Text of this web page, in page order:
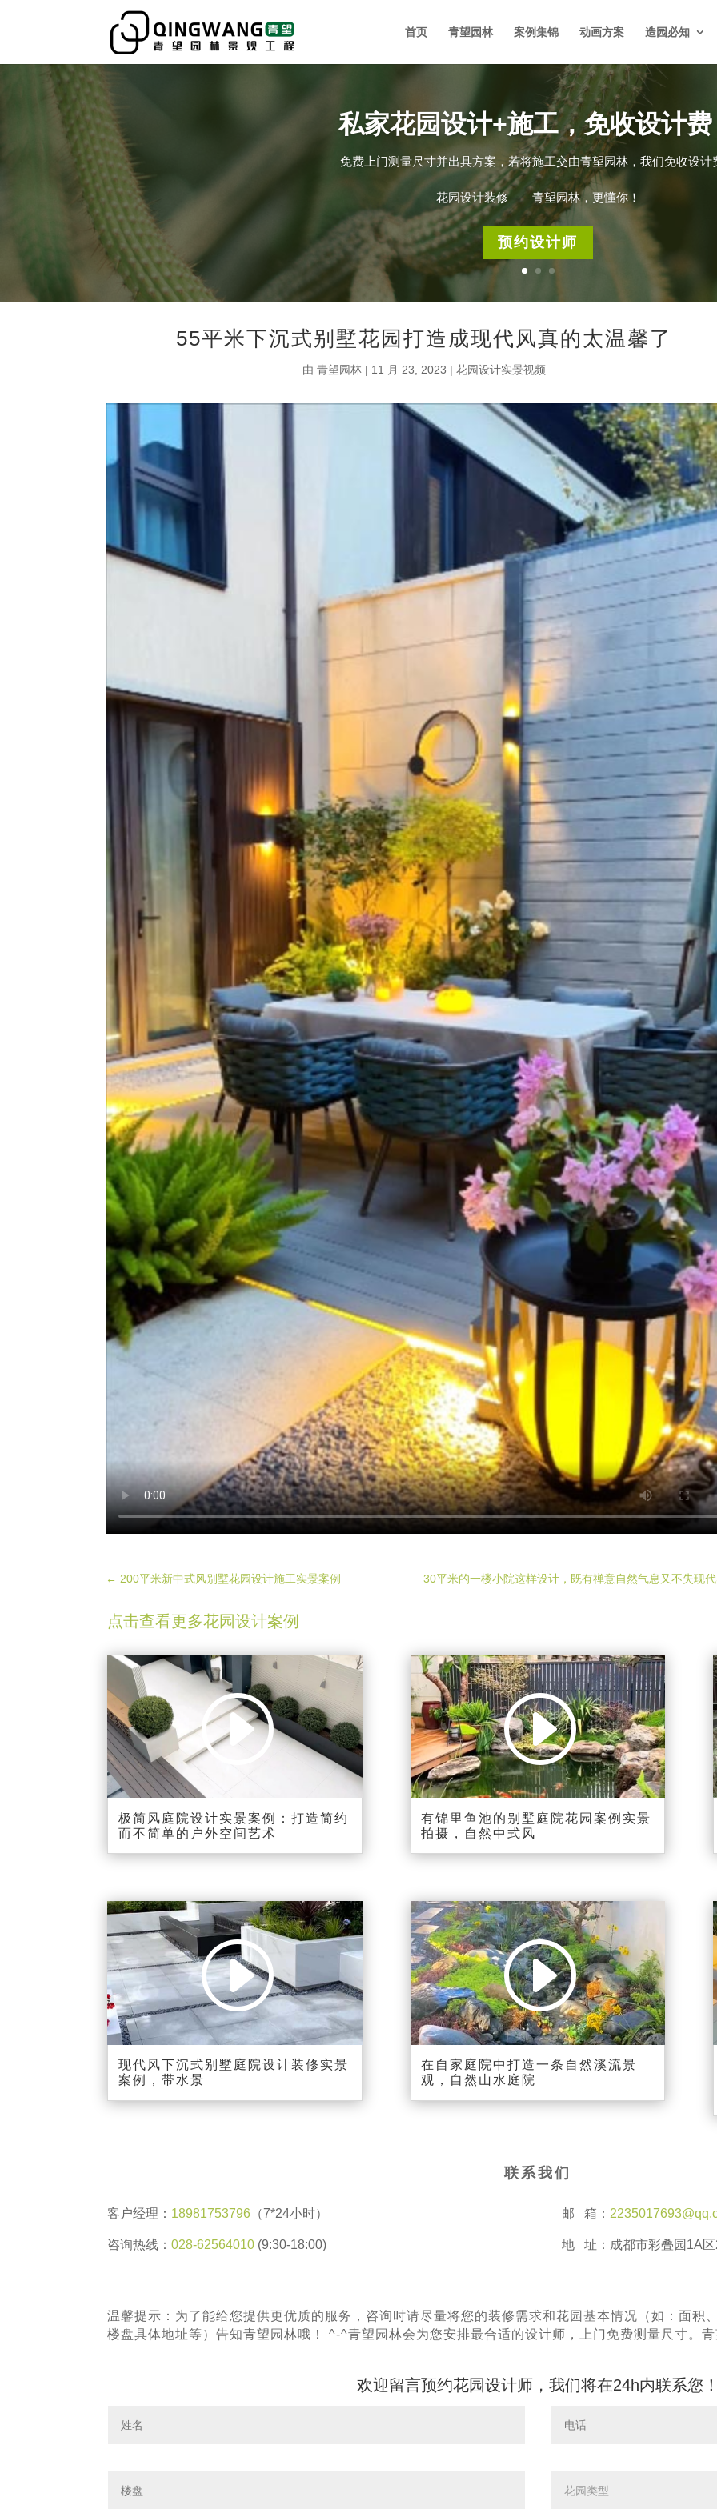
首页 青望园林 案例集锦 动画方案 造园必知
私家花园设计+施工，免收设计
免费上门测量尺寸并出具方案，若将施工交由青望园林，我们免收设计
花园设计装修——青望园林，更懂你！
预约设计师
55平米下沉式别墅花园打造成现代风真的太温馨了
由 青望园林| 11 月 23, 2023 | 花园设计实景视频
← 200平米新中式风别墅花园设计施工实景案例 30平米的一楼小院这样设计，既有禅意自然气息又不失现
点击查看更多花园设计案例
视
播
放
器
Media error: Format(s) not supported or
source(s) not found
下载文件:
https://shortvideo.fangcaoju.com.cn/%E6%9E%81%E7%AE%80%E9
%A3%8E%E5%BA%AD%E9%99%A2240411.mp4?_=1
极简风庭院设计实景案例：打造简约
而不简单的户外空间艺术
视
播
放
器
Media error: Format(s) not supported or
source(s) not found
https://shortvideo.fangcaoju.com.cn/%E7%8E%B0%E4%BB%A3%E9
%A3%8E%E4%B8%8B%E6%B2%89%E5%BC%8F%E5%88%AB%E5
%A2%85%E5%BA%AD%E9%99%A2%E5%B8%A6%E6%B0%B4%E6
%99%AF231218.mp4?_=10
现代风下沉式别墅庭院设计装修实景
案例，带水景
视
播
放
器
Media error: Format(s) not supported or
source(s) not found
下载文件:
https://shortvideo.fangcaoju.com.cn/%E6%9C%89%E9%94%A6%E9
%87%8C%E9%B1%BC%E6%B1%A0%E7%9A%84%E5%88%AB%E5
%A2%85%E5%BA%AD%E9%99%A2%E8%8A%B1%E5%9B%AD%E5
%AE%9E%E6%99%AF231222.mp4?_=4
有锦里鱼池的别墅庭院花园案例实景
拍摄，自然中式风
视
频
播
放
器
Media error: Format(s) not supported or
source(s) not found
下载文件:
https://shortvideo.fangcaoju.com.cn/%E8%87%AA%E7%84%B6%E6
%BA%AA%E6%B5%81%E6%99%AF%E8%A7%82%E8%AE%BE%E8
%AE%A1%E6%89%93%E9%80%A0231215.mp4?_=13
在自家庭院中打造一条自然溪流景
观，自然山水庭院
联系我们
客户经理： 18981753796 （7*24小时）
咨询热线：028-62564010 (9:30-18:00)
邮 箱：
地 址：成都市彩叠园1A区
温馨提示：为了能给您提供更优质的服务，咨询时请尽量将您的装修需求和花园基本情况（如：面积
楼盘具体地址等）告知青望园林哦！ ^-^青望园林会为您安排最合适的设计师，上门免费测量尺寸。
欢迎留言预约花园设计师，我们将在24h内联系您